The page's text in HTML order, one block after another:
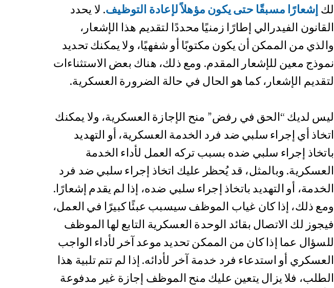
لك إشعارًا مسبقًا حتى يكون مؤهلاً لإعادة التوظيف. لا يحدد
القانون الفيدرالي إطارًا زمنيًا محددًا لتقديم هذا الإشعار،
والذي من الممكن أن يكون مكتوبًا أو شفهيًا، ولا يمكنك تحديد
نموذج معين للإشعار المقدم. ومع ذلك، هناك بعض الاستثناءات
لتقديم الإشعار، كما هو الحال في حالة الضرورة العسكرية.
ليس لديك “الحق في رفض” منح الإجازة العسكرية، ولا يمكنك
اتخاذ أي إجراء سلبي ضد فرد الخدمة العسكرية، أو التهديد
باتخاذ إجراء سلبي ضده بسبب تركه العمل لأداء الخدمة
العسكرية. وبالمثل، قد يُحظر عليك اتخاذ إجراء سلبي ضد فرد
الخدمة، أو التهديد باتخاذ إجراء سلبي ضده، إذا لم يقدم إشعارًا.
ومع ذلك، إذا كان غياب الموظف سيسبب عبئًا كبيرًا في العمل،
فيجوز لك الاتصال بقائد الوحدة العسكرية التابع لها الموظف
للسؤال عما إذا كان من الممكن تحديد موعد آخر لأداء الواجب
العسكري أو استدعاء فرد خدمة آخر لأدائه. إذا لم تتم تلبية هذا
الطلب، فلا يزال يتعين عليك منح الموظف إجازة غير مدفوعة